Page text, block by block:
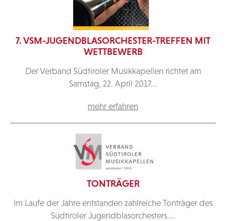
7. VSM-JUGENDBLASORCHESTER-TREFFEN MIT
WETTBEWERB
Der Verband Südtiroler Musikkapellen richtet am
Samstag, 22. April 2017...
mehr erfahren
TONTRÄGER
Im Laufe der Jahre entstanden zahlreiche Tonträger des
Südtiroler Jugendblasorchesters....